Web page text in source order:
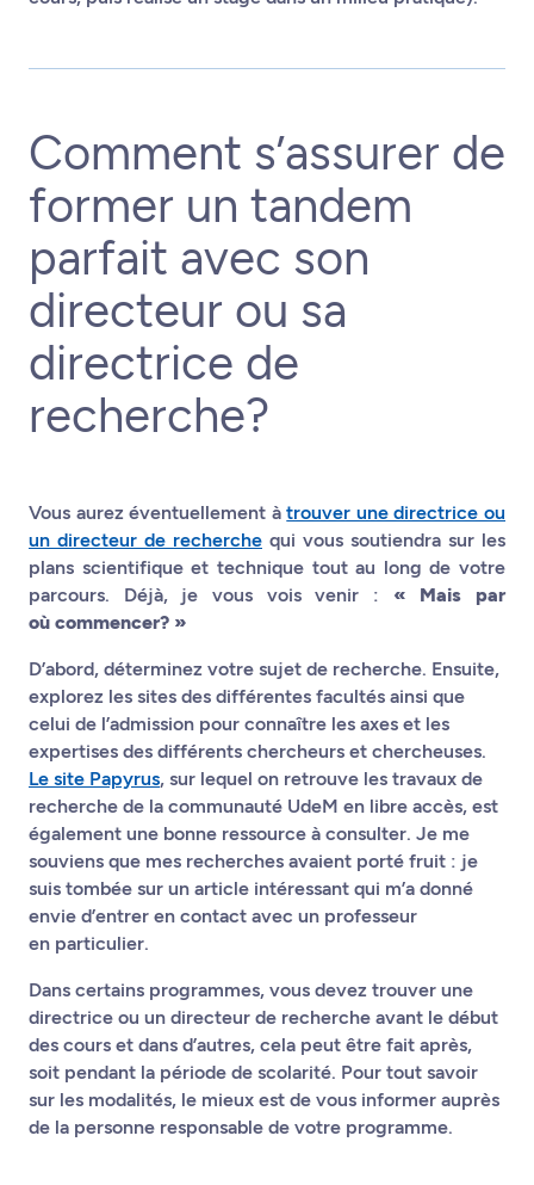
Comment s’assurer de
former un tandem
parfait avec son
directeur ou sa
directrice de
recherche?
Vous aurez éventuellement àtrouver une directrice ou
un directeur de recherche qui vous soutiendra sur les
plans scientifique et technique tout au long de votre
parcours. Déjà, je vous vois venir : « Mais par
où commencer? »
D’abord, déterminez votre sujet de recherche. Ensuite,
explorez les sites des différentes facultés ainsi que
celui de l’admission pour connaître les axes et les
expertises des différents chercheurs et chercheuses.
Le site Papyrus, sur lequel on retrouve les travaux de
recherche de la communauté UdeM en libre accès, est
également une bonne ressource à consulter. Je me
souviens que mes recherches avaient porté fruit : je
suis tombée sur un article intéressant qui m’a donné
envie d’entrer en contact avec un professeur
en particulier.
Dans certains programmes, vous devez trouver une
directrice ou un directeur de recherche avant le début
des cours et dans d’autres, cela peut être fait après,
soit pendant la période de scolarité. Pour tout savoir
sur les modalités, le mieux est de vous informer auprès
de la personne responsable de votre programme.